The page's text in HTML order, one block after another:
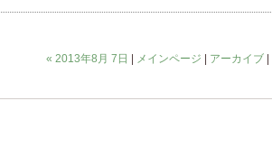
« 2013年8月 7日 | メインページ | アーカイブ |